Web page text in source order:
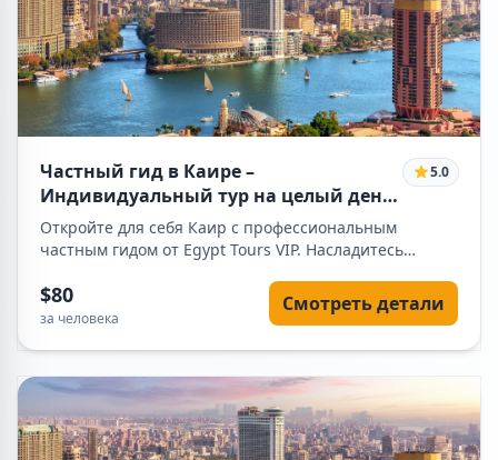
танура шоу и живую музыку. Это идеальный выбор
для романтического вечера, семейного отдыха или
частного путешествия. После завершения круиза вас
доставят обратно в отель.
Частный гид в Каире –
Индивидуальный тур на целый день
с Egypt Tours VIP
5.0
Откройте для себя Каир с профессиональным
частным гидом от Egypt Tours VIP. Насладитесь
день с посещением пирамид, Египетского музея,
Старого Каира и базара Хан эль-Халили с
$80
за человека
Смотреть детали